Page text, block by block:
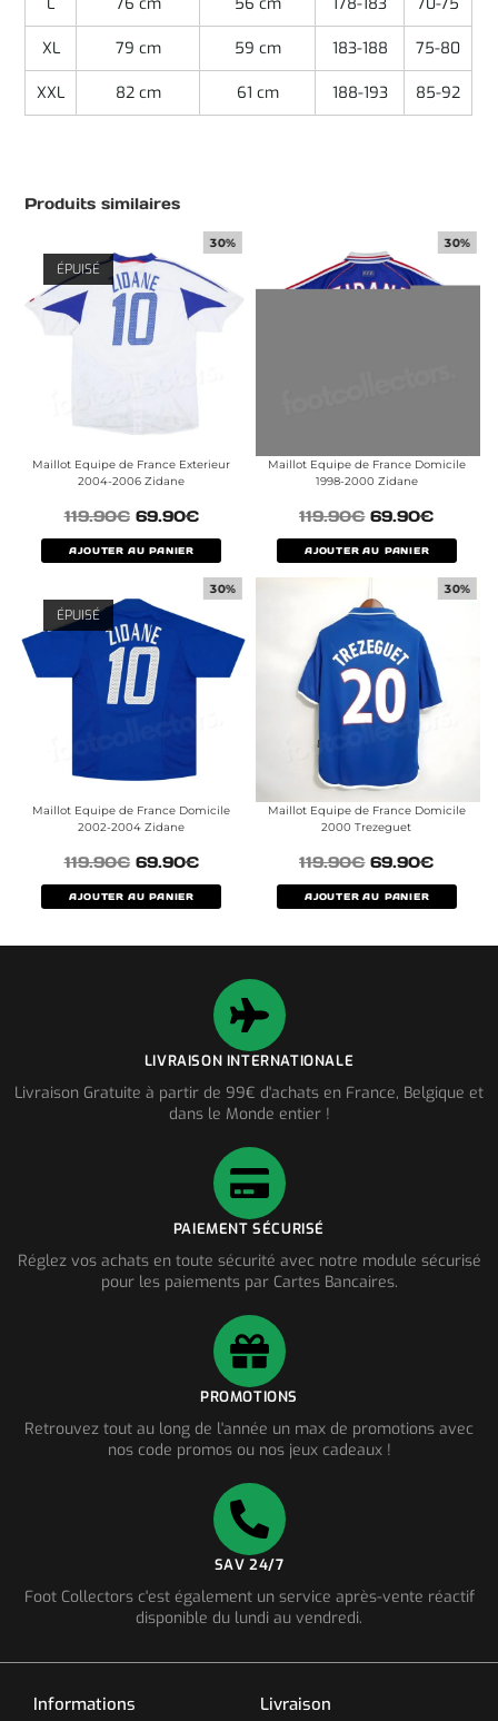
L 76 cm 56 cm 178-183 70-75
XL 79 cm 59 cm 183-188 75-80
XXL 82 cm 61 cm 188-193 85-92
Produits similaires
30%
ÉPUISÉ
Maillot Equipe de France Exterieur
2004-2006 Zidane
119.90€ 69.90€
AJOUTER AU PANIER
30%
Maillot Equipe de France Domicile
1998-2000 Zidane
119.90€ 69.90€
AJOUTER AU PANIER
30%
ÉPUISÉ
Maillot Equipe de France Domicile
2002-2004 Zidane
119.90€ 69.90€
AJOUTER AU PANIER
30%
Maillot Equipe de France Domicile
2000 Trezeguet
119.90€ 69.90€
AJOUTER AU PANIER
LIVRAISON INTERNATIONALE
Livraison Gratuite à partir de 99€ d'achats en France, Belgique et
dans le Monde entier !
PAIEMENT SÉCURISÉ
Réglez vos achats en toute sécurité avec notre module sécurisé
pour les paiements par Cartes Bancaires.
PROMOTIONS
Retrouvez tout au long de l'année un max de promotions avec
nos code promos ou nos jeux cadeaux !
SAV 24/7
Foot Collectors c'est également un service après-vente réactif
disponible du lundi au vendredi.
Informations Livraison